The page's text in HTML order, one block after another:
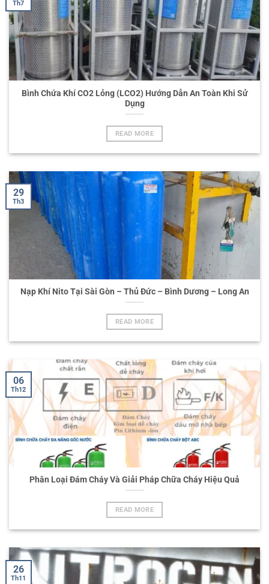
Bình Chứa Khí CO2 Lỏng (LCO2) Hướng Dẫn An Toàn Khi Sử
Dụng
READ MORE
Th7
Nạp Khí Nito Tại Sài Gòn – Thủ Đức – Bình Dương – Long An
READ MORE
29
Th3
Phân Loại Đám Cháy Và Giải Pháp Chữa Cháy Hiệu Quả
READ MORE
06
Th12
26
Th11